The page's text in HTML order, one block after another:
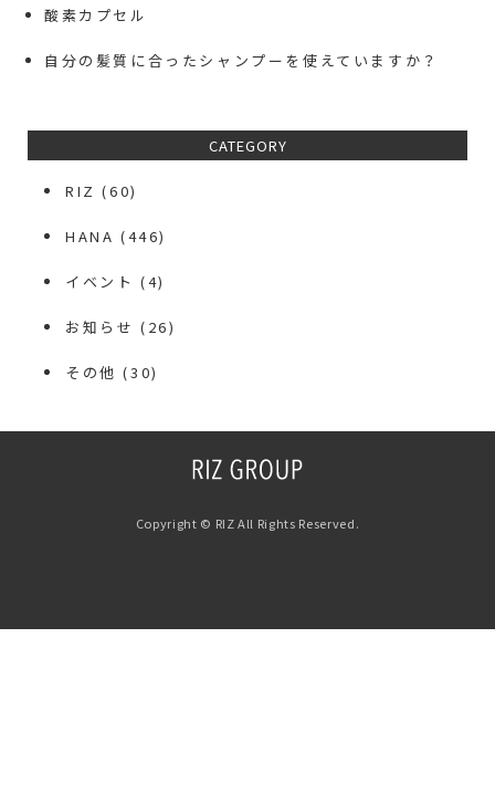
酸素カプセル
自分の髪質に合ったシャンプーを使えていますか？
CATEGORY
RIZ (60)
HANA (446)
イベント (4)
お知らせ (26)
その他 (30)
Copyright © RIZ All Rights Reserved.